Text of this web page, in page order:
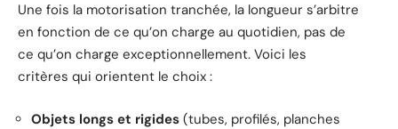
Une fois la motorisation tranchée, la longueur s’arbitre
en fonction de ce qu’on charge au quotidien, pas de
ce qu’on charge exceptionnellement. Voici les
critères qui orientent le choix :
Objets longs et rigides (tubes, profilés, planches